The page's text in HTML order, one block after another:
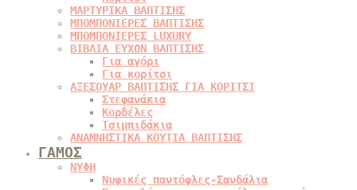
ΜΑΡΤΥΡΙΚΑ ΒΑΠΤΙΣΗΣ
ΜΠΟΜΠΟΝΙΕΡΕΣ ΒΑΠΤΙΣΗΣ
ΜΠΟΜΠΟΝΙΕΡΕΣ LUXURY
ΒΙΒΛΙΑ ΕΥΧΩΝ ΒΑΠΤΙΣΗΣ
Για αγόρι
Για κορίτσι
ΑΞΕΣΟΥΑΡ ΒΑΠΤΙΣΗΣ ΓΙΑ ΚΟΡΙΤΣΙ
Στεφανάκια
Κορδέλες
Τσιμπιδάκια
ΑΝΑΜΝΗΣΤΙΚΑ ΚΟΥΤΙΑ ΒΑΠΤΙΣΗΣ
ΓΑΜΟΣ
ΝΥΦΗ
Νυφικές παντόφλες-Σανδάλια